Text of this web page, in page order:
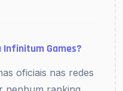
Games?
oficiais nas redes